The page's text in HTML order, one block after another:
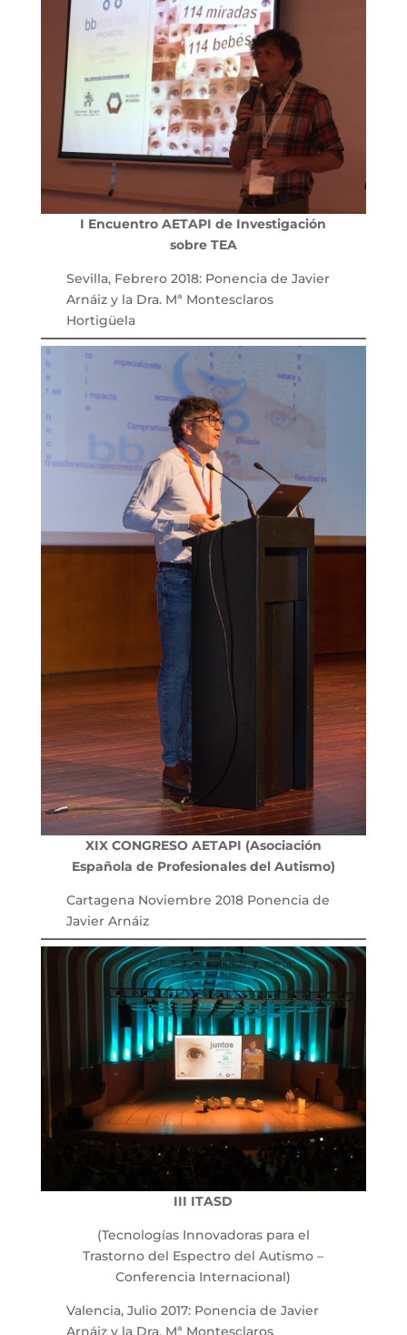
I Encuentro AETAPI de Investigación
sobre TEA
Sevilla, Febrero 2018: Ponencia de Javier
Arnáiz y la Dra. Mª Montesclaros
Hortigüela
XIX CONGRESO AETAPI (Asociación
Española de Profesionales del Autismo)
Cartagena Noviembre 2018 Ponencia de
Javier Arnáiz
III ITASD
(Tecnologías Innovadoras para el
Trastorno del Espectro del Autismo –
Conferencia Internacional)
Valencia, Julio 2017: Ponencia de Javier
Arnáiz y la Dra. Mª Montesclaros